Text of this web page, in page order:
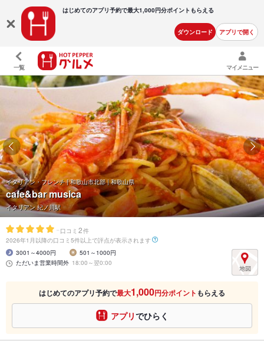
はじめてのアプリ予約で最大1,000円分ポイントもらえる
ダウンロード アプリで開く
一覧 マイメニュー
イタリアン・フレンチ | 和歌山市北部 | 和歌山県
cafe&bar musica
イタリアン 紀ノ川駅
- 口コミ 2件
2026年1月以降の口コミ5件以上で評点が表示されます
3001～4000円
501～1000円
ただいま営業時間外 18:00～翌0:00
はじめてのアプリ予約で最大1,000円分ポイント もらえる
アプリでひらく